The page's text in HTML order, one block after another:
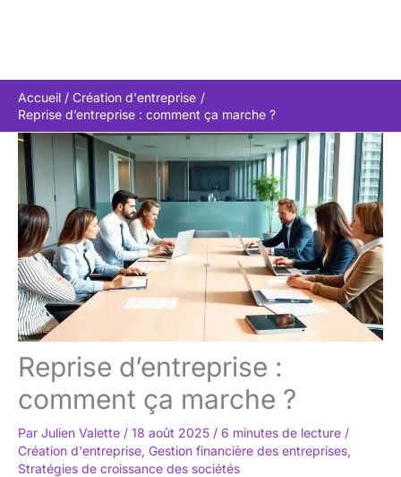
Accueil
Création d'entreprise
Reprise d’entreprise : comment ça marche ?
Reprise d’entreprise :
comment ça marche ?
Par Julien Valette / 18 août 2025 / 6 minutes de lecture /
Création d'entreprise, Gestion financière des entreprises,
Stratégies de croissance des sociétés